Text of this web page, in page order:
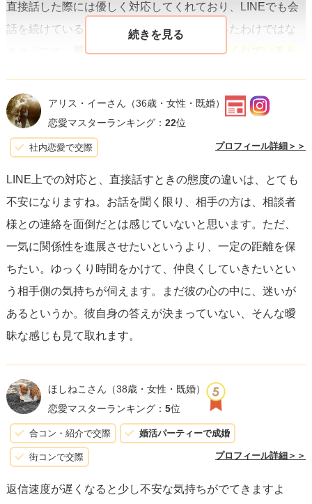
直接話した際には優しく対応してくれており、LINEでも会
話を続けていることから、完全に興味を失ったわけではな
重要なのは、彼が返信を続けてくれていると
いる可能性を示していると思います。
この状況では、感情的にならず冷静に対処することが大切
で楽しめる時間を増やしてみると良いでしょう。彼との連
絡が唯一の楽しみや目標になってしまうと、返信を待つ間
に不安が募りやすくなります。
また、彼の気持ちや意図を知りたくなったら、勇気を出し
て直接聞いてみることも一つの方法です。ただし、彼を責
めたり詰問するような口調ではなく、自然な形で「最近ど
うしてる？」とか「忙しい？大丈夫？」といった質問から
始めてみるのが良いでしょう。彼の事情を察するような配
慮も忘れずに。
最終的には、相手の状況や心情を理解しつつ、自身の気持
ちを正直に相手に伝えることが重要です。自分だけで結論
力を怠らないようにしましょう。このプロセスを通じて、
アリス・イーさん （36歳・女性・既婚）
恋愛マスターランキング： 22位
社内恋愛で交際 プロフィール詳細＞＞
LINE上での対応と、直接話すときの態度の違いは、とても
不安になりますね。お話を聞く限り、相手の方は、相談者
様との連絡を面倒だとは感じていないと思います。ただ、
一気に関係性を進展させたいというより、一定の距離を保
ちたい。ゆっくり時間をかけて、仲良くしていきたいとい
う相手側の気持ちが伺えます。まだ彼の心の中に、迷いが
あるというか。彼自身の答えが決まっていない、そんな曖
昧な感じも見て取れます。
ほしねこさん （38歳・女性・既婚）
恋愛マスターランキング： 5位
合コン・紹介で交際 婚活パーティーで成婚
街コンで交際 プロフィール詳細＞＞
返信速度が遅くなると少し不安な気持ちがでてきますよ